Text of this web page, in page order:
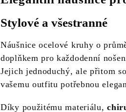
Stylové a všestranné
Náušnice ocelové kruhy o
doplňkem pro každodenní
Jejich jednoduchý, ale přitom
vašemu outfitu potřebnou
Díky použitému materiálu,